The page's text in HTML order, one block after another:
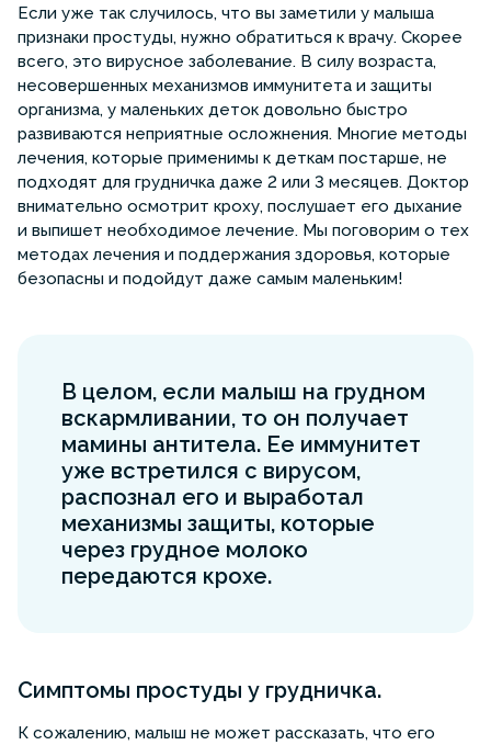
Если уже так случилось, что вы заметили у малыша
признаки простуды, нужно обратиться к врачу. Скорее
всего, это вирусное заболевание. В силу возраста,
несовершенных механизмов иммунитета и защиты
организма, у маленьких деток довольно быстро
развиваются неприятные осложнения. Многие методы
лечения, которые применимы к деткам постарше, не
подходят для грудничка даже 2 или 3 месяцев. Доктор
внимательно осмотрит кроху, послушает его дыхание
и выпишет необходимое лечение. Мы поговорим о тех
методах лечения и поддержания здоровья, которые
безопасны и подойдут даже самым маленьким!
В целом, если малыш на грудном
вскармливании, то он получает
мамины антитела. Ее иммунитет
уже встретился с вирусом,
распознал его и выработал
механизмы защиты, которые
через грудное молоко
передаются крохе.
Симптомы простуды у грудничка.
К сожалению, малыш не может рассказать, что его